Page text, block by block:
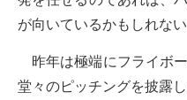
が向いているかもしれない
昨年は極端にフライボ
堂々のピッチングを披露し